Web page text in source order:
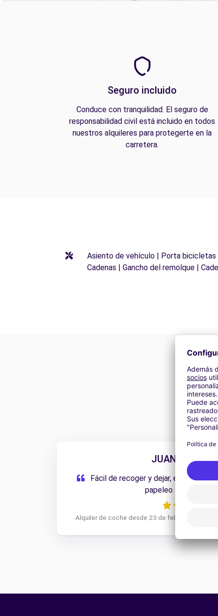
Seguro incluido
Conduce con tranquilidad. El seguro de
responsabilidad civil está incluido en todos
nuestros alquileres para protegerte en la
carretera.
Asiento de vehículo | Porta bicicletas
Cadenas | Gancho del remolque |
JUAN ANDRES
Fácil de recoger y dejar, el coche
papeleo fácil y
Alquiler de coche desde 23 de febrero de